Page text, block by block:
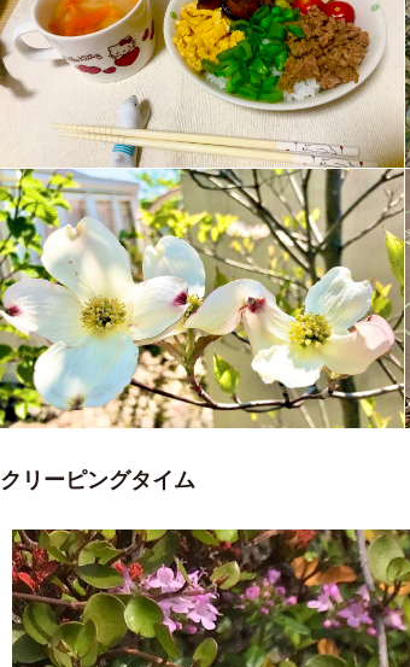
クリーピングタイム